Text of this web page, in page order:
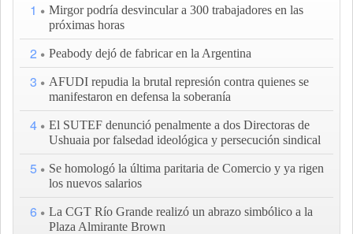
1
Mirgor podría desvincular a 300 trabajadores en las
próximas horas
2 Peabody dejó de fabricar en la Argentina
3
AFUDI repudia la brutal represión contra quienes se
manifestaron en defensa la soberanía
4
El SUTEF denunció penalmente a dos Directoras de
Ushuaia por falsedad ideológica y persecución sindical
5
Se homologó la última paritaria de Comercio y ya rigen
los nuevos salarios
6
La CGT Río Grande realizó un abrazo simbólico a la
Plaza Almirante Brown